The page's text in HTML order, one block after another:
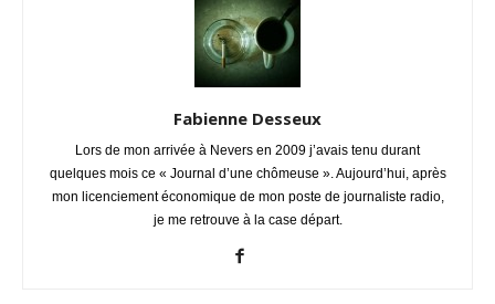
Fabienne Desseux
Lors de mon arrivée à Nevers en 2009 j’avais tenu durant
quelques mois ce « Journal d’une chômeuse ». Aujourd’hui, après
mon licenciement économique de mon poste de journaliste radio,
je me retrouve à la case départ.